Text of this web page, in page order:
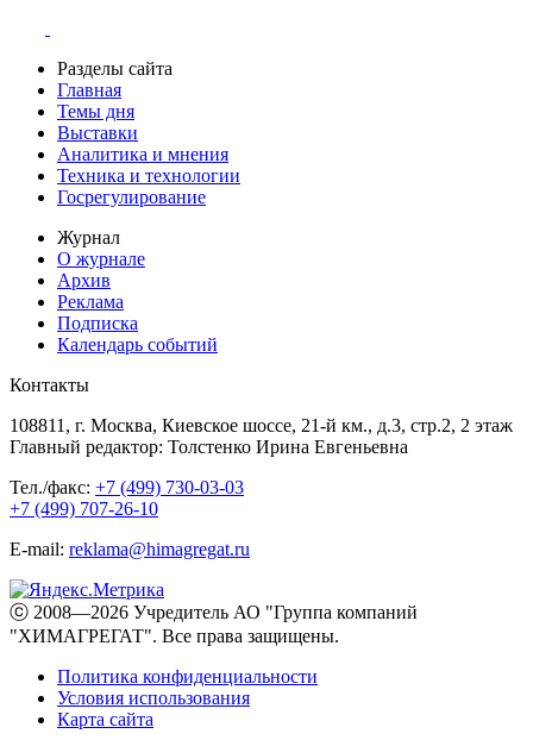
Разделы сайта
Главная
Темы дня
Выставки
Аналитика и мнения
Техника и технологии
Госрегулирование
Журнал
О журнале
Архив
Реклама
Подписка
Календарь событий
Контакты
108811, г. Москва, Киевское шоссе, 21-й км., д.3, стр.2, 2 этаж
Главный редактор: Толстенко Ирина Евгеньевна
Тел./факс: +7 (499) 730-03-03
+7 (499) 707-26-10
E-mail: reklama@himagregat.ru
ⓒ 2008—2026 Учредитель АО "Группа компаний
"ХИМАГРЕГАТ". Все права защищены.
Политика конфиденциальности
Условия использования
Карта сайта